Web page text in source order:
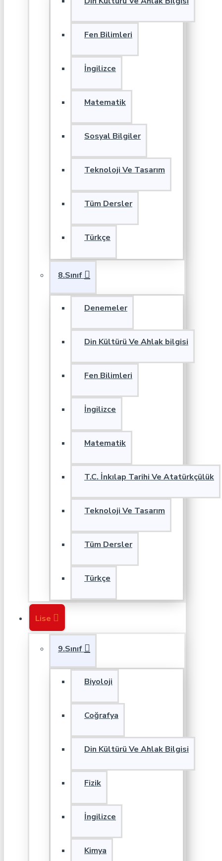
Fen Bilimleri
İngilizce
Matematik
Sosyal Bilgiler
Teknoloji Ve Tasarım
Tüm Dersler
Türkçe
8.Sınıf
Denemeler
Din Kültürü Ve Ahlak bilgisi
Fen Bilimleri
İngilizce
Matematik
T.C. İnkılap Tarihi Ve Atatürkçülük
Teknoloji Ve Tasarım
Tüm Dersler
Türkçe
Lise
9.Sınıf
Biyoloji
Coğrafya
Din Kültürü Ve Ahlak Bilgisi
Fizik
İngilizce
Kimya